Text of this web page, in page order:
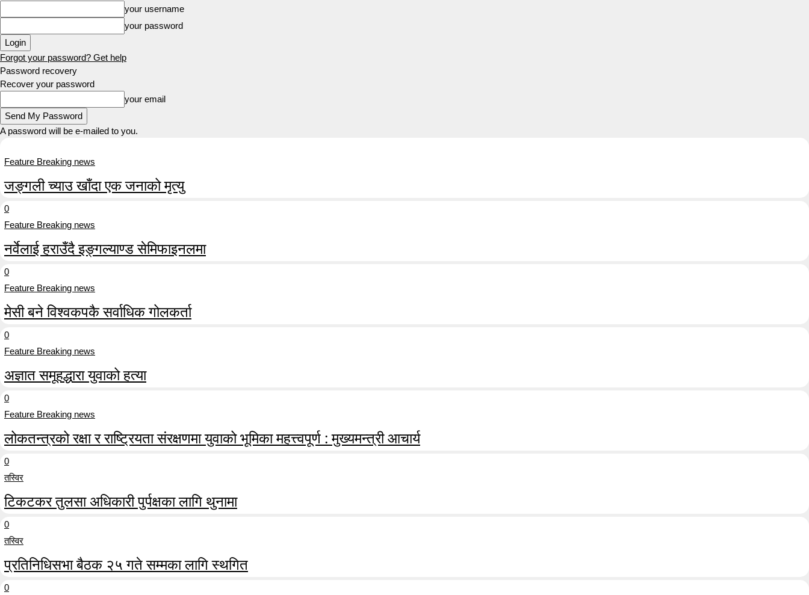
your username
your password
Forgot your password? Get help
Password recovery
Recover your password
your email
A password will be e-mailed to you.
Feature Breaking news
जङ्गली च्याउ खाँदा एक जनाको मृत्यु
0
Feature Breaking news
नर्वेलाई हराउँदै इङ्गल्याण्ड सेमिफाइनलमा
0
Feature Breaking news
मेसी बने विश्वकपकै सर्वाधिक गोलकर्ता
0
Feature Breaking news
अज्ञात समूहद्धारा युवाको हत्या
0
Feature Breaking news
लोकतन्त्रको रक्षा र राष्ट्रियता संरक्षणमा युवाको भूमिका महत्त्वपूर्ण : मुख्यमन्त्री आचार्य
0
तस्विर
टिकटकर तुलसा अधिकारी पुर्पक्षका लागि थुनामा
0
तस्विर
प्रतिनिधिसभा बैठक २५ गते सम्मका लागि स्थगित
0